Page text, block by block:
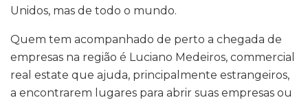
Unidos, mas de todo o mundo.
Quem tem acompanhado de perto a chegada de
empresas na região é Luciano Medeiros, commercial
real estate que ajuda, principalmente estrangeiros,
a encontrarem lugares para abrir suas empresas ou